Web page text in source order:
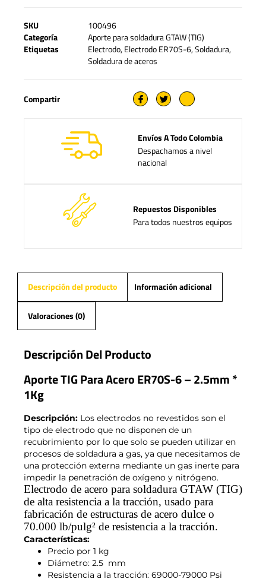
SKU
100496
Categoría
Aporte para soldadura GTAW (TIG)
Etiquetas
Electrodo,Electrodo ER70S-6,Soldadura,
Soldadura de aceros
Compartir
Envíos A Todo Colombia
Despachamos a nivel
nacional
Repuestos Disponibles
Para todos nuestros equipos
Descripción del producto Información adicional
Valoraciones (0)
Descripción Del Producto
Aporte TIG Para Acero ER70S-6 – 2.5mm *
1Kg
Descripción: Los electrodos no revestidos son el
tipo de electrodo que no disponen de un
recubrimiento por lo que solo se pueden utilizar en
procesos de soldadura a gas, ya que necesitamos de
una protección externa mediante un gas inerte para
impedir la penetración de oxígeno y nitrógeno.
Electrodo de acero para soldadura GTAW (TIG)
de alta resistencia a la tracción, usado para
fabricación de estructuras de acero dulce o
70.000 lb/pulg² de resistencia a la tracción.
Características:
Precio por 1 kg
Diámetro: 2.5 mm
Resistencia a la tracción: 69000-79000 Psi